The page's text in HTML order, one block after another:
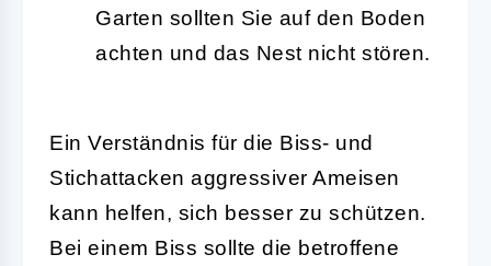
Garten sollten Sie auf den Boden
achten und das Nest nicht stören.
Ein Verständnis für die Biss- und
Stichattacken aggressiver Ameisen
kann helfen, sich besser zu schützen.
Bei einem Biss sollte die betroffene